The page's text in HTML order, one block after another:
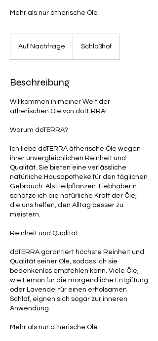
Mehr als nur ätherische Öle
Auf Nachfrage Schloßhof
Beschreibung
Willkommen in meiner Welt der
ätherischen Öle von doTERRA!
Warum doTERRA?
Ich liebe doTERRA ätherische Öle wegen
ihrer unvergleichlichen Reinheit und
Qualität. Sie bieten eine verlässliche
natürliche Hausapotheke für den täglichen
Gebrauch. Als Heilpflanzen-Liebhaberin
schätze ich die natürliche Kraft der Öle,
die uns helfen, den Alltag besser zu
meistern.
Reinheit und Qualität
doTERRA garantiert höchste Reinheit und
Qualität seiner Öle, sodass ich sie
bedenkenlos empfehlen kann. Viele Öle,
wie Lemon für die morgendliche Entgiftung
oder Lavendel für einen erholsamen
Schlaf, eignen sich sogar zur inneren
Anwendung.
Mehr als nur ätherische Öle